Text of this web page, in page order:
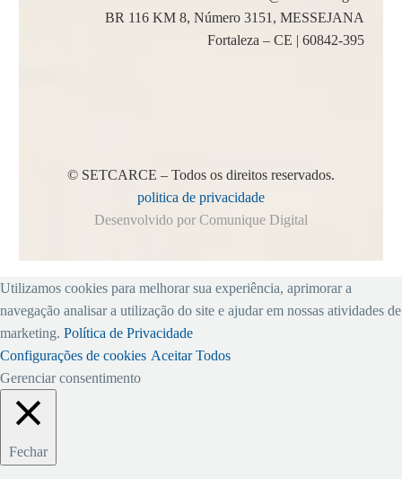
BR 116 KM 8, Número 3151, MESSEJANA
Fortaleza – CE | 60842-395
© SETCARCE – Todos os direitos reservados.
politica de privacidade
Desenvolvido por Comunique Digital
Utilizamos cookies para melhorar sua experiência, aprimorar a
navegação analisar a utilização do site e ajudar em nossas atividades de
marketing. Política de Privacidade
Configurações de cookies Aceitar Todos
Gerenciar consentimento
Fechar